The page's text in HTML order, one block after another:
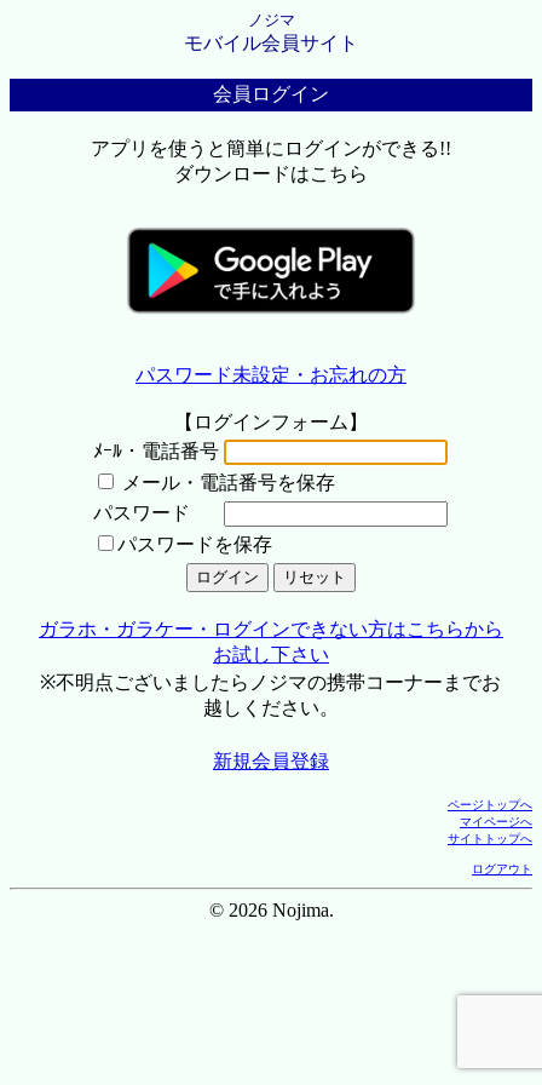
ノジマ
モバイル会員サイト
会員ログイン
アプリを使うと簡単にログインができる!!
ダウンロードはこちら
パスワード未設定・お忘れの方
【ログインフォーム】
ﾒｰﾙ・電話番号
メール・電話番号を保存
パスワード
パスワードを保存
ガラホ・ガラケー・ログインできない方はこちらから
お試し下さい
※不明点ございましたらノジマの携帯コーナーまでお
越しください。
新規会員登録
ページトップへ
マイページへ
サイトトップへ
ログアウト
© 2026 Nojima.